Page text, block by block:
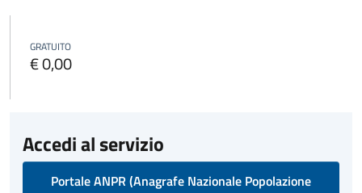
GRATUITO
€ 0,00
Accedi al servizio
Portale ANPR (Anagrafe Nazionale Popolazione